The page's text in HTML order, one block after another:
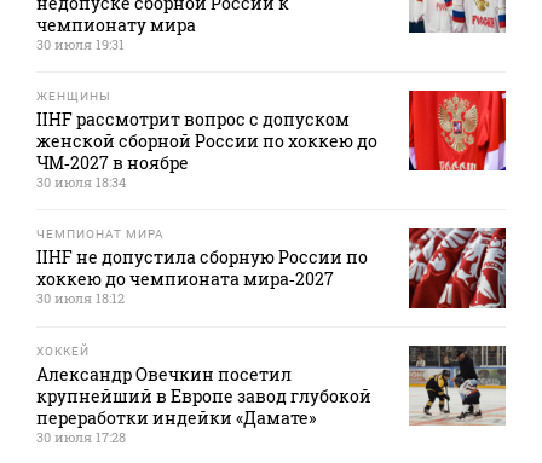
чемпионату мира
30 июля 19:31
ЖЕНЩИНЫ
IIHF рассмотрит вопрос с допуском
женской сборной России по хоккею до
ЧМ‑2027 в ноябре
30 июля 18:34
ЧЕМПИОНАТ МИРА
IIHF не допустила сборную России по
хоккею до чемпионата мира‑2027
30 июля 18:12
ХОККЕЙ
Александр Овечкин посетил
крупнейший в Европе завод глубокой
переработки индейки «Дамате»
30 июля 17:28